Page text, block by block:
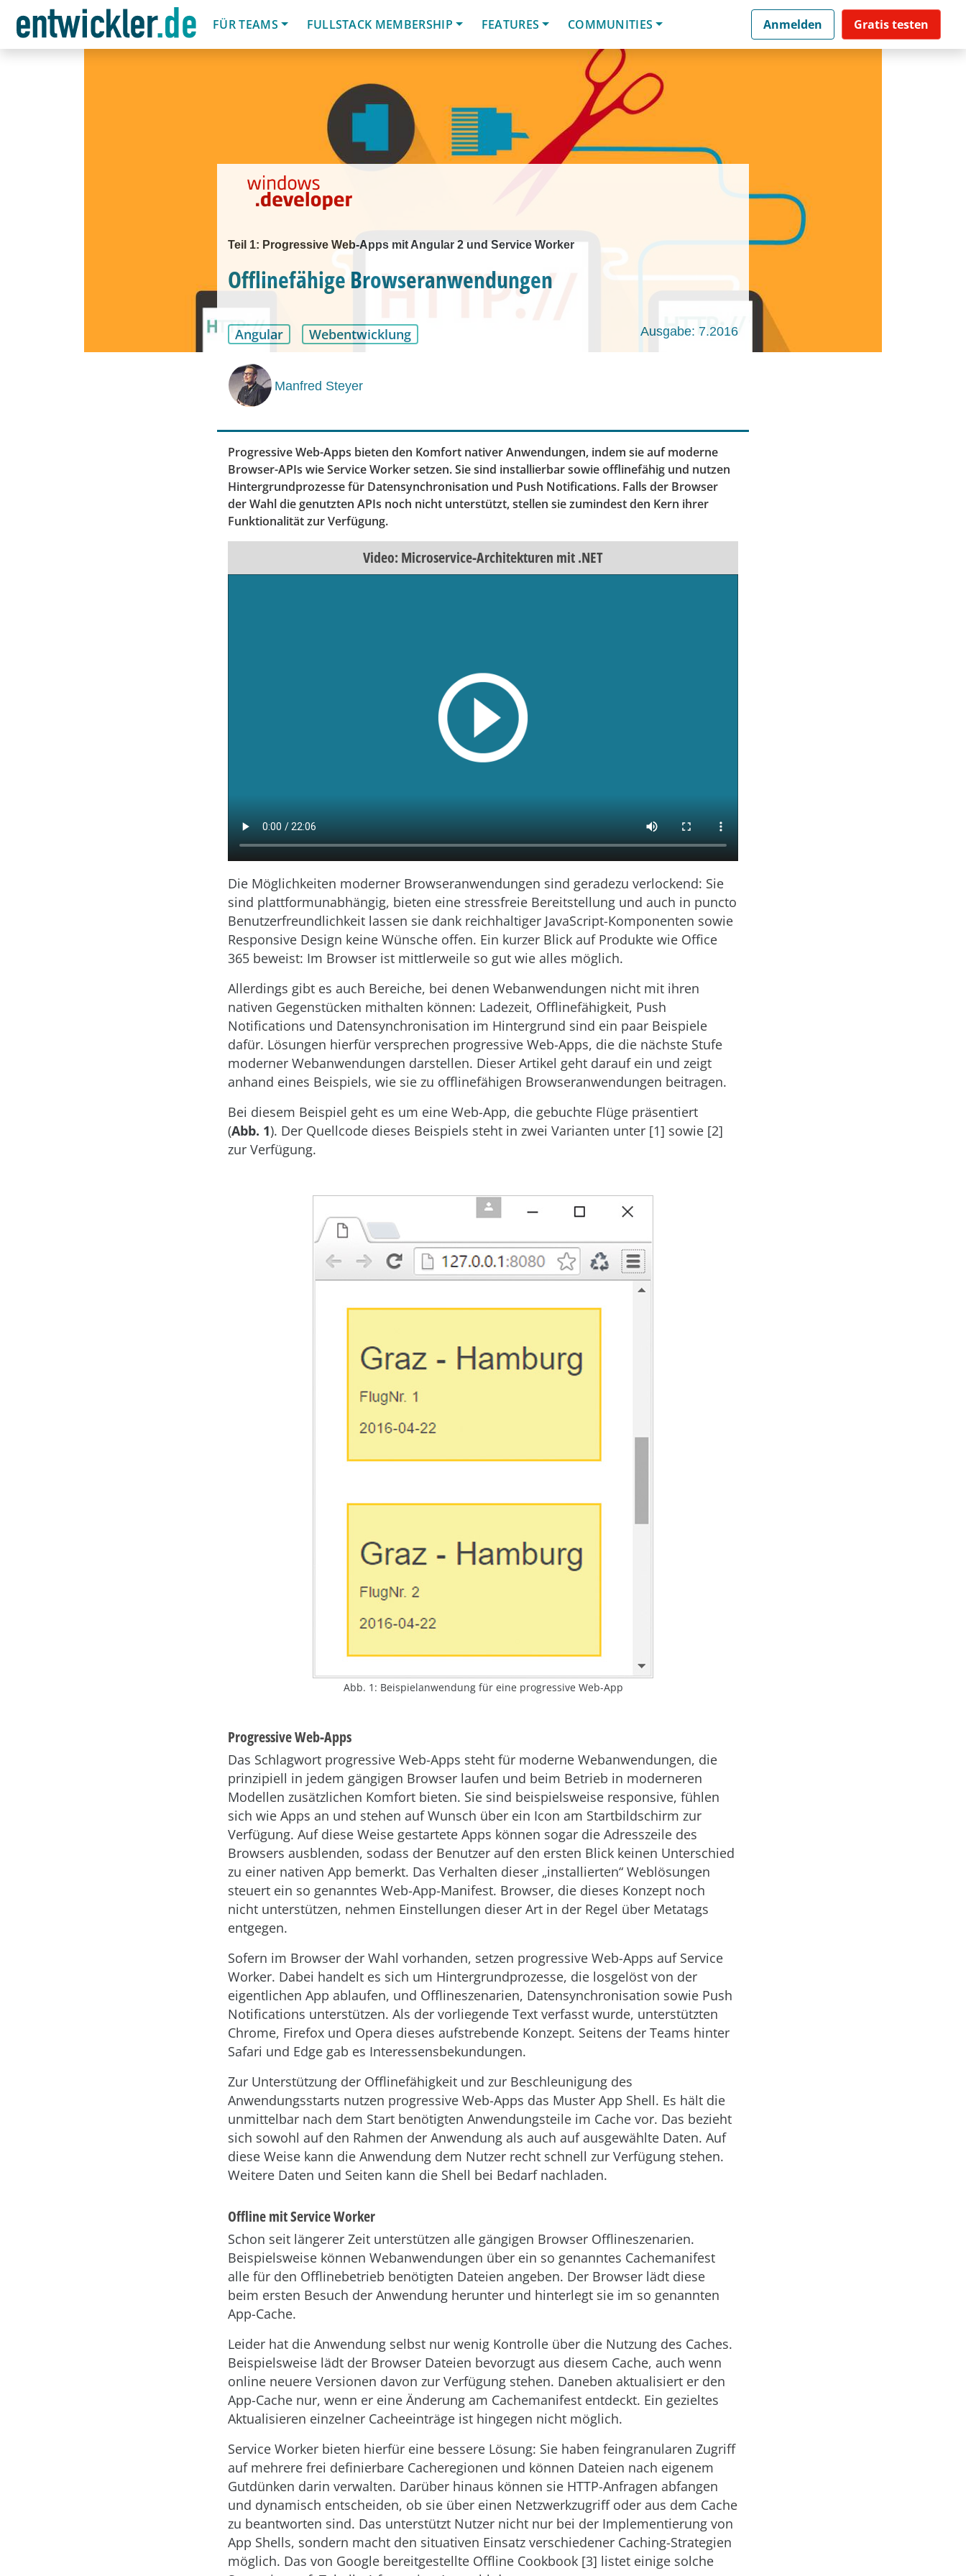
FÜR TEAMS
FULLSTACK MEMBERSHIP FEATURES COMMUNITIES Anmelden Gratis testen
Teil 1: Progressive Web-Apps mit Angular 2 und Service Worker
Offlinefähige Browseranwendungen
Angular Webentwicklung Ausgabe: 7.2016
Manfred Steyer
Progressive Web-Apps bieten den Komfort nativer Anwendungen, indem sie auf moderne
Browser-APIs wie Service Worker setzen. Sie sind installierbar sowie offlinefähig und nutzen
Hintergrundprozesse für Datensynchronisation und Push Notifications. Falls der Browser
der Wahl die genutzten APIs noch nicht unterstützt, stellen sie zumindest den Kern ihrer
Funktionalität zur Verfügung.
Video: Microservice-Architekturen mit .NET
Die Möglichkeiten moderner Browseranwendungen sind geradezu verlockend: Sie
sind plattformunabhängig, bieten eine stressfreie Bereitstellung und auch in puncto
Benutzerfreundlichkeit lassen sie dank reichhaltiger JavaScript-Komponenten sowie
Responsive Design keine Wünsche offen. Ein kurzer Blick auf Produkte wie Office
365 beweist: Im Browser ist mittlerweile so gut wie alles möglich.
Allerdings gibt es auch Bereiche, bei denen Webanwendungen nicht mit ihren
nativen Gegenstücken mithalten können: Ladezeit, Offlinefähigkeit, Push
Notifications und Datensynchronisation im Hintergrund sind ein paar Beispiele
dafür. Lösungen hierfür versprechen progressive Web-Apps, die die nächste Stufe
moderner Webanwendungen darstellen. Dieser Artikel geht darauf ein und zeigt
anhand eines Beispiels, wie sie zu offlinefähigen Browseranwendungen beitragen.
Bei diesem Beispiel geht es um eine Web-App, die gebuchte Flüge präsentiert
(Abb. 1). Der Quellcode dieses Beispiels steht in zwei Varianten unter [1] sowie [2]
zur Verfügung.
Abb. 1: Beispielanwendung für eine progressive Web-App
Progressive Web-Apps
Das Schlagwort progressive Web-Apps steht für moderne Webanwendungen, die
prinzipiell in jedem gängigen Browser laufen und beim Betrieb in moderneren
Modellen zusätzlichen Komfort bieten. Sie sind beispielsweise responsive, fühlen
sich wie Apps an und stehen auf Wunsch über ein Icon am Startbildschirm zur
Verfügung. Auf diese Weise gestartete Apps können sogar die Adresszeile des
Browsers ausblenden, sodass der Benutzer auf den ersten Blick keinen Unterschied
zu einer nativen App bemerkt. Das Verhalten dieser „installierten“ Weblösungen
steuert ein so genanntes Web-App-Manifest. Browser, die dieses Konzept noch
nicht unterstützen, nehmen Einstellungen dieser Art in der Regel über Metatags
entgegen.
Sofern im Browser der Wahl vorhanden, setzen progressive Web-Apps auf Service
Worker. Dabei handelt es sich um Hintergrundprozesse, die losgelöst von der
eigentlichen App ablaufen, und Offlineszenarien, Datensynchronisation sowie Push
Notifications unterstützen. Als der vorliegende Text verfasst wurde, unterstützten
Chrome, Firefox und Opera dieses aufstrebende Konzept. Seitens der Teams hinter
Safari und Edge gab es Interessensbekundungen.
Zur Unterstützung der Offlinefähigkeit und zur Beschleunigung des
Anwendungsstarts nutzen progressive Web-Apps das Muster App Shell. Es hält die
unmittelbar nach dem Start benötigten Anwendungsteile im Cache vor. Das bezieht
sich sowohl auf den Rahmen der Anwendung als auch auf ausgewählte Daten. Auf
diese Weise kann die Anwendung dem Nutzer recht schnell zur Verfügung stehen.
Weitere Daten und Seiten kann die Shell bei Bedarf nachladen.
Offline mit Service Worker
Schon seit längerer Zeit unterstützen alle gängigen Browser Offlineszenarien.
Beispielsweise können Webanwendungen über ein so genanntes Cachemanifest
alle für den Offlinebetrieb benötigten Dateien angeben. Der Browser lädt diese
beim ersten Besuch der Anwendung herunter und hinterlegt sie im so genannten
App-Cache.
Leider hat die Anwendung selbst nur wenig Kontrolle über die Nutzung des Caches.
Beispielsweise lädt der Browser Dateien bevorzugt aus diesem Cache, auch wenn
online neuere Versionen davon zur Verfügung stehen. Daneben aktualisiert er den
App-Cache nur, wenn er eine Änderung am Cachemanifest entdeckt. Ein gezieltes
Aktualisieren einzelner Cacheeinträge ist hingegen nicht möglich.
Service Worker bieten hierfür eine bessere Lösung: Sie haben feingranularen Zugriff
auf mehrere frei definierbare Cacheregionen und können Dateien nach eigenem
Gutdünken darin verwalten. Darüber hinaus können sie HTTP-Anfragen abfangen
und dynamisch entscheiden, ob sie über einen Netzwerkzugriff oder aus dem Cache
zu beantworten sind. Das unterstützt Nutzer nicht nur bei der Implementierung von
App Shells, sondern macht den situativen Einsatz verschiedener Caching-Strategien
möglich. Das von Google bereitgestellte Offline Cookbook [3] listet einige solche